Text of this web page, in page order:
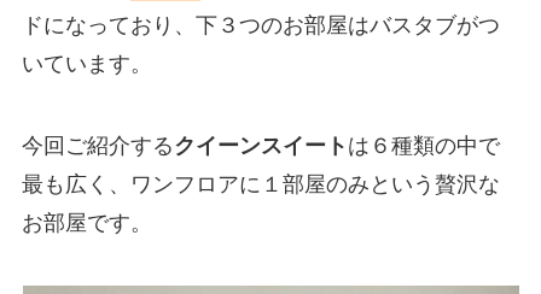
ドになっており、下３つのお部屋はバスタブがつ
いています。
今回ご紹介するクイーンスイート は６種類の中で
最も広く、ワンフロアに１部屋のみという贅沢な
お部屋です。